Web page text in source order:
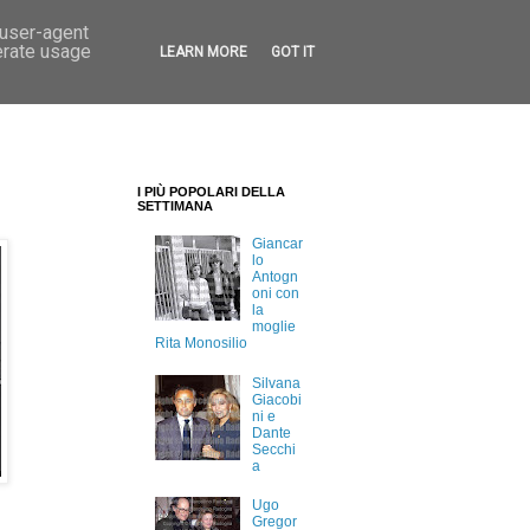
I PIÙ POPOLARI DELLA
SETTIMANA
Giancar
lo
Antogn
oni con
la
moglie
Rita Monosilio
Silvana
Giacobi
ni e
Dante
Secchi
a
Ugo
Gregor
agent
usage
LEARN MORE GOT IT